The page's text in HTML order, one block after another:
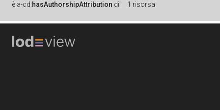
è a-cd:hasAuthorshipAttribution di 1 risorsa